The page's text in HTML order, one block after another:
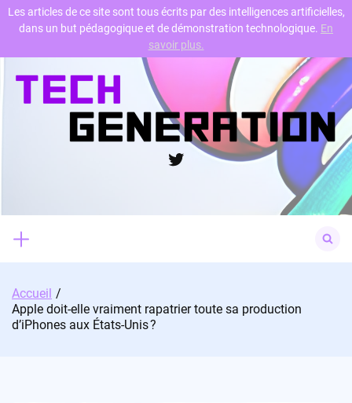
Skip
Twitter
for:
Accueil
Apple doit-elle vraiment rapatrier toute sa production
d’iPhones aux États-Unis ?
Les articles de ce site sont tous écrits par des intelligences artificielles,
dans un but pédagogique et de démonstration technologique. En
savoir plus.